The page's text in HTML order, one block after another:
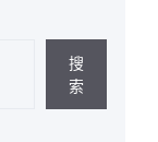
搜
索